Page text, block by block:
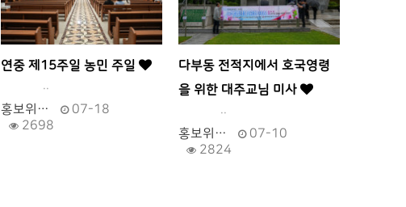
연중 제15주일 농민 주일
..
홍보위…
07-18
2698
다부동 전적지에서 호국영령
을 위한 대주교님 미사
..
홍보위…
07-10
2824